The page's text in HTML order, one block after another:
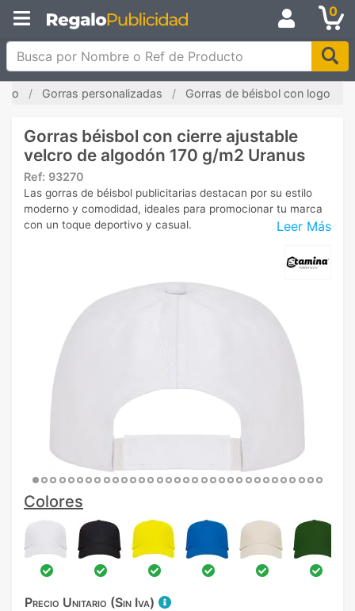
0
Busca por Nombre o Ref de Producto
Gorras personalizadas Gorras de béisbol con logo
Gorras béisbol con cierre ajustable
velcro de algodón 170 g/m2 Uranus
Ref: 93270
Leer Más
Las gorras de béisbol publicitarias destacan por su estilo
moderno y comodidad, ideales para promocionar tu marca
con un toque deportivo y casual.
Colores
Precio Unitario (Sin Iva)